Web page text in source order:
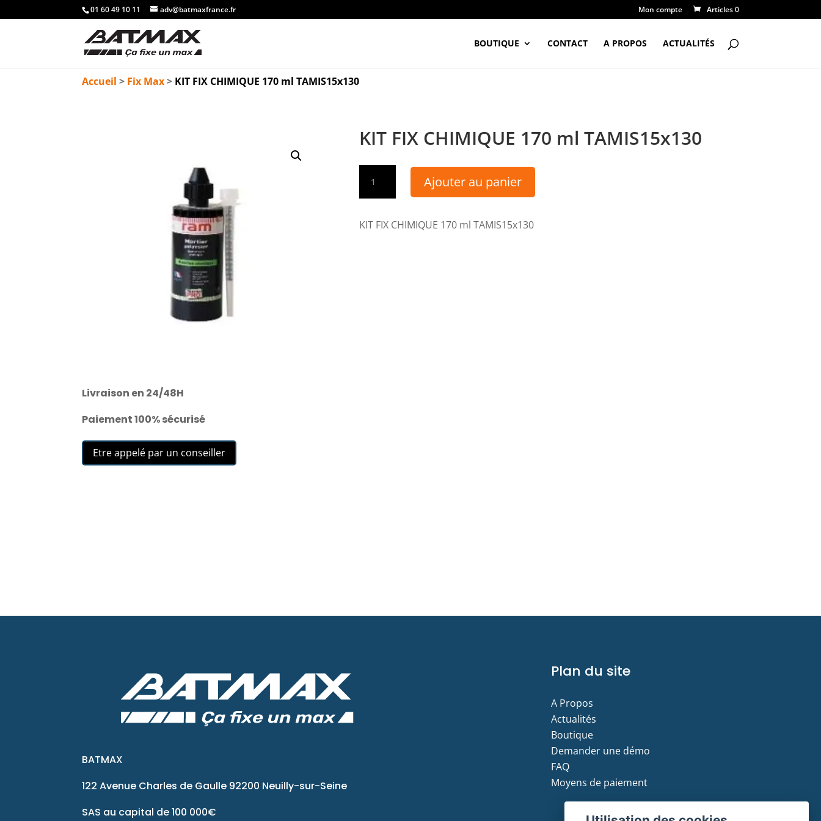
01 60 49 10 11 adv@batmaxfrance.fr Mon compte Articles 0
BOUTIQUE CONTACT A PROPOS ACTUALITÉS
Accueil > Fix Max> KIT FIX CHIMIQUE 170 ml TAMIS15x130
Livraison en 24/48H
Paiement 100% sécurisé
Etre appelé par un conseiller
KIT FIX CHIMIQUE 170 ml TAMIS15x130
FIX
Ajouter au panier
KIT FIX CHIMIQUE 170 ml TAMIS15x130
BATMAX
122 Avenue Charles de Gaulle 92200 Neuilly-sur-Seine
SAS au capital de 100 000€
Plan du site
A Propos
Actualités
Boutique
Demander une démo
FAQ
Moyens de paiement